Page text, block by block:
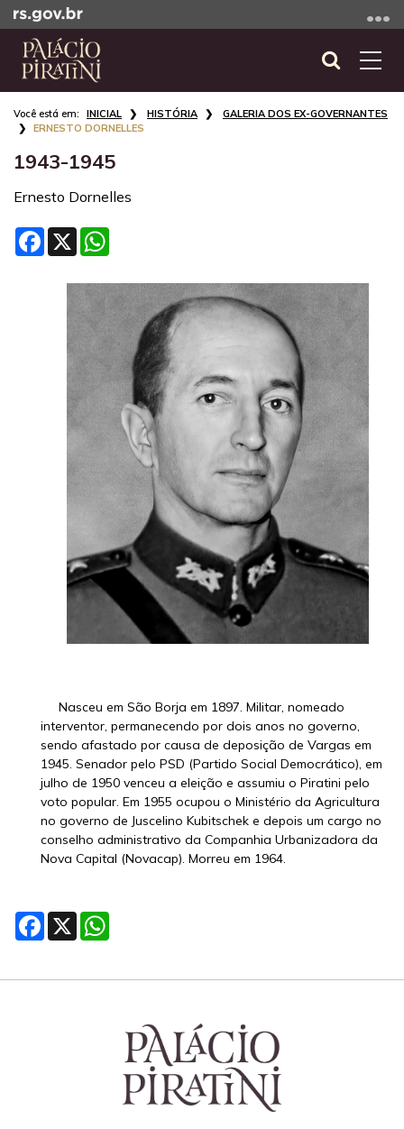
para
conteúdo
Ir
para
menu
para
busca
Abrir
INICIAL HISTÓRIA
GALERIA DOS EX-GOVERNANTES
ERNESTO DORNELLES
1943-1945
Ernesto Dornelles
Facebook
X
Nasceu em São Borja em 1897. Militar, nomeado
interventor, permanecendo por dois anos no governo,
sendo afastado por causa de deposição de Vargas em
1945. Senador pelo PSD (Partido Social Democrático), em
julho de 1950 venceu a eleição e assumiu o Piratini pelo
voto popular. Em 1955 ocupou o Ministério da Agricultura
no governo de Juscelino Kubitschek e depois um cargo no
conselho administrativo da Companhia Urbanizadora da
Nova Capital (Novacap). Morreu em 1964.
Facebook
X